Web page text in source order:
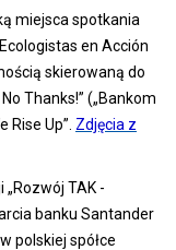
miejsca spotkania
en Acción
skierowaną do
Thanks!” („Bankom
Rise Up”. Zdjęcia z
TAK -
banku Santander
polskiej spółce